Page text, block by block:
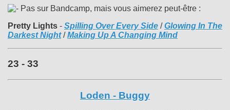
Pas sur Bandcamp, mais vous aimerez peut-être :
Pretty Lights - Spilling Over Every Side /Glowing In The
Darkest Night /Making Up A Changing Mind
23 - 33
Loden - Buggy